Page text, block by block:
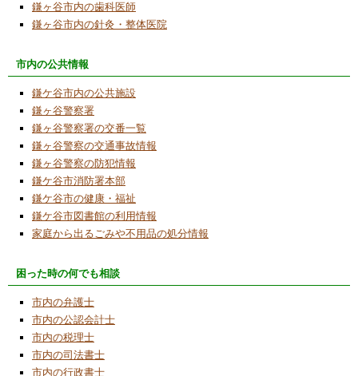
2025/6/3
７年度事業活動計画」について更新致しまし
た。
2025/6/1
泊食分離
2024/12/4
市立五本松小学校５年生向けのプログラム学
習体験講座を開催
2024/9/21
2024年９月８日「こども科学ワークショ
４講座を担当・小学生に指導しました。
2024/6/4
タミヤ製カムプログラムロボットを改造する
講座を開催しました
2024/3/17
鎌ヶ谷市内の歯科医師
鎌ヶ谷市内の針灸・整体医院
市内の公共情報
鎌ケ谷市内の公共施設
鎌ヶ谷警察署
鎌ヶ谷警察署の交番一覧
鎌ヶ谷警察の交通事故情報
鎌ヶ谷警察の防犯情報
鎌ケ谷市消防署本部
鎌ケ谷市の健康・福祉
鎌ケ谷市図書館の利用情報
家庭から出るごみや不用品の処分情報
困った時の何でも相談
市内の弁護士
市内の公認会計士
市内の税理士
市内の司法書士
市内の行政書士